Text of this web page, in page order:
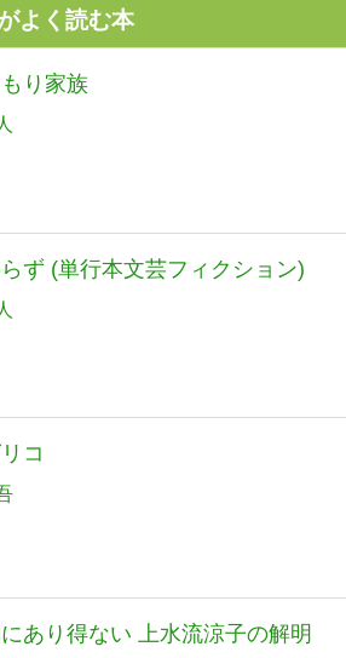
よく読む本
り家族
ず (単行本文芸フィクション)
コ
あり得ない 上水流涼子の解明